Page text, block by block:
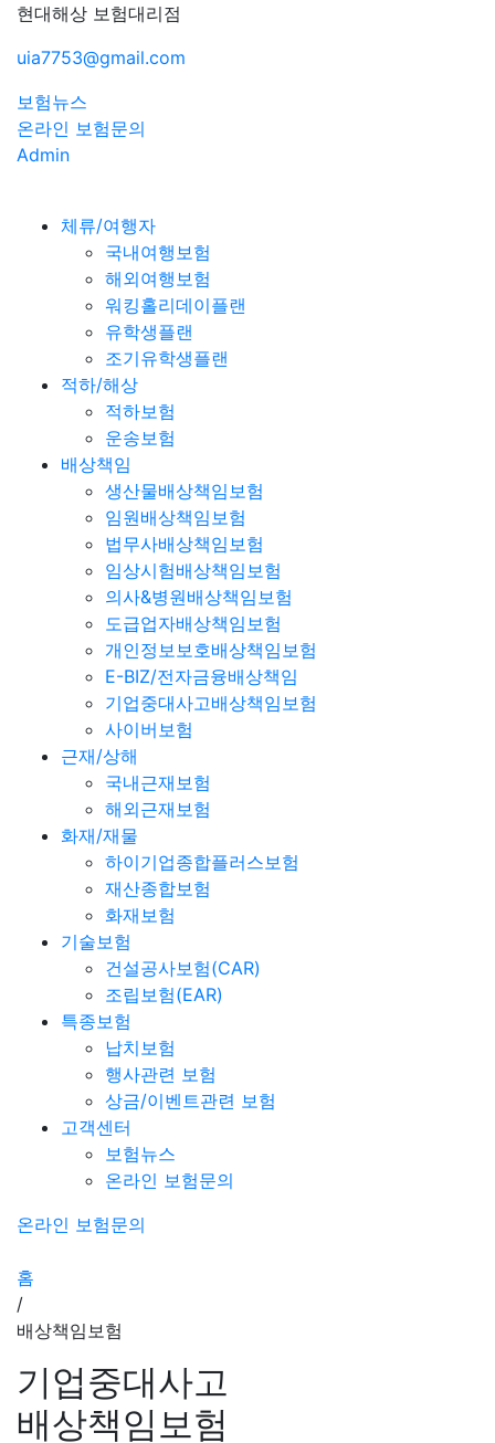
현대해상 보험대리점
uia7753@gmail.com
보험뉴스
온라인 보험문의
Admin
체류/여행자
국내여행보험
해외여행보험
워킹홀리데이플랜
유학생플랜
조기유학생플랜
적하/해상
적하보험
운송보험
배상책임
생산물배상책임보험
임원배상책임보험
법무사배상책임보험
임상시험배상책임보험
의사&병원배상책임보험
도급업자배상책임보험
개인정보보호배상책임보험
E-BIZ/전자금융배상책임
기업중대사고배상책임보험
사이버보험
근재/상해
국내근재보험
해외근재보험
화재/재물
하이기업종합플러스보험
재산종합보험
화재보험
기술보험
건설공사보험(CAR)
조립보험(EAR)
특종보험
납치보험
행사관련 보험
상금/이벤트관련 보험
고객센터
보험뉴스
온라인 보험문의
온라인 보험문의
홈
/
배상책임보험
기업중대사고
배상책임보험